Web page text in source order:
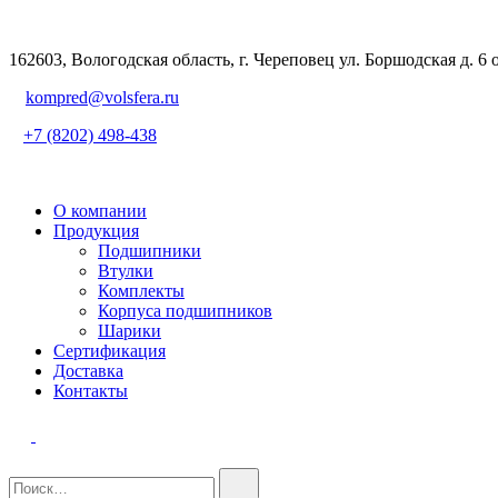
162603, Вологодская область, г. Череповец ул. Боршодская д. 6
kompred@volsfera.ru
+7 (8202) 498-438
О компании
Продукция
Подшипники
Втулки
Комплекты
Корпуса подшипников
Шарики
Сертификация
Доставка
Контакты